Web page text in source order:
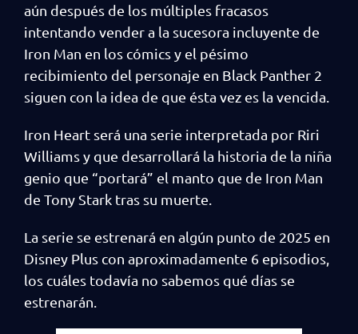
aún después de los múltiples fracasos
intentando vender a la sucesora incluyente de
Iron Man en los cómics y el pésimo
recibimiento del personaje en Black Panther 2
siguen con la idea de que ésta vez es la vencida.
Iron Heart será una serie interpretada por Riri
Williams y que desarrollará la historia de la niña
genio que “portará” el manto que de Iron Man
de Tony Stark tras su muerte.
La serie se estrenará en algún punto de 2025 en
Disney Plus con aproximadamente 6 episodios,
los cuáles todavía no sabemos qué días se
estrenarán.